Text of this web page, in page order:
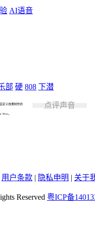
AI语音
部 硬 808 下潜
定义效果制作的
Wav。
点评声音
用户条款 | 隐私申明 | 关于
Reserved 粤ICP备